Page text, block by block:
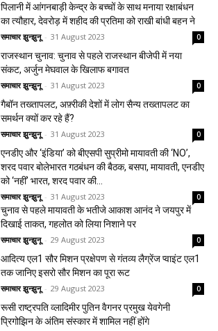
पिलानी में आंगनबाड़ी केन्द्र के बच्चों के साथ मनाया रक्षाबंधन
का त्यौहार, देवरोड़ में शहीद की प्रतिमा को राखी बांधी बहन ने
समाचार झुन्झुनू - 31 August 2023 0
राजस्थान चुनाव: चुनाव से पहले राजस्थान बीजेपी में नया
संकट, अर्जुन मेघवाल के खिलाफ बगावत
समाचार झुन्झुनू - 31 August 2023 0
गैबॉन तख्तापलट, अफ़्रीकी देशों में लोग सैन्य तख्तापलट का
समर्थन क्यों कर रहे हैं?
समाचार झुन्झुनू - 31 August 2023 0
एनडीए और ‘इंडिया’ को बीएसपी सुप्रीमो मायावती की ‘NO’,
शरद पवार बोलेभारत गठबंधन की बैठक, बसपा, मायावती, एनडीए
को ‘नहीं’ भारत, शरद पवार की...
समाचार झुन्झुनू - 31 August 2023 0
चुनाव से पहले मायावती के भतीजे आकाश आनंद ने जयपुर में
दिखाई ताकत, गहलोत को लिया निशाने पर
समाचार झुन्झुनू - 29 August 2023 0
आदित्य एल1 सौर मिशन प्रक्षेपण से गंतव्य लैग्रेंज प्वाइंट एल1
तक जानिए इसरो सौर मिशन का पूरा रूट
समाचार झुन्झुनू - 29 August 2023 0
रूसी राष्ट्रपति व्लादिमीर पुतिन वैगनर प्रमुख येवगेनी
प्रिगोझिन के अंतिम संस्कार में शामिल नहीं होंगे